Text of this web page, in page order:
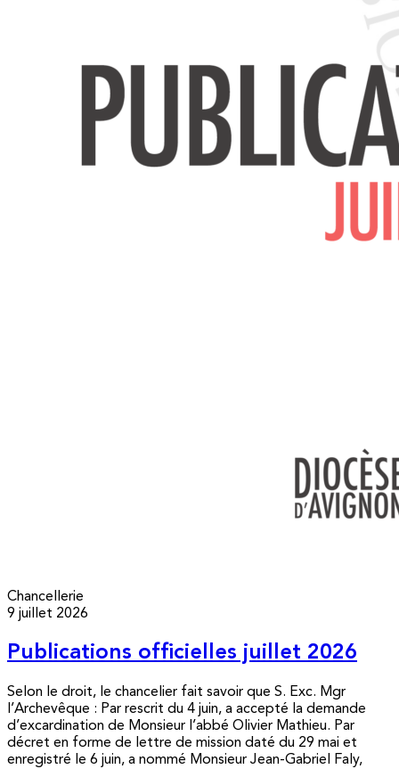
Chancellerie
9 juillet 2026
Publications officielles juillet 2026
Selon le droit, le chancelier fait savoir que S. Exc. Mgr
l’Archevêque : Par rescrit du 4 juin, a accepté la demande
d’excardination de Monsieur l’abbé Olivier Mathieu. Par
décret en forme de lettre de mission daté du 29 mai et
enregistré le 6 juin, a nommé Monsieur Jean-Gabriel Faly,